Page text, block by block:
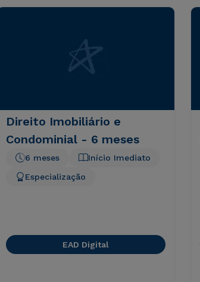
Direito Imobiliário e
Condominial - 6 meses
Início Imediato
6 meses
Especialização
EAD Digital